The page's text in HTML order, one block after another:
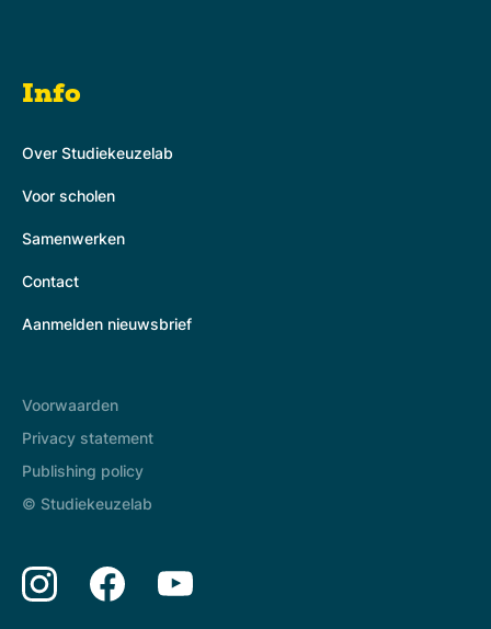
Info
Over Studiekeuzelab
Voor scholen
Samenwerken
Contact
Aanmelden nieuwsbrief
Voorwaarden
Privacy statement
Publishing policy
© Studiekeuzelab